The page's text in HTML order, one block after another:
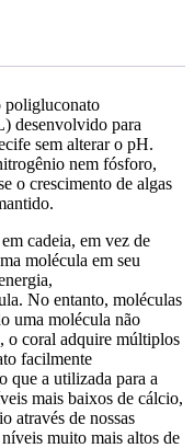
desenvolvido para
sem alterar o pH.
nem fósforo,
o crescimento de algas
cadeia, em vez de
molécula em seu
No entanto, moléculas
uma molécula não
o coral adquire múltiplos
facilmente
que a utilizada para a
mais baixos de cálcio,
através de nossas
muito mais altos de